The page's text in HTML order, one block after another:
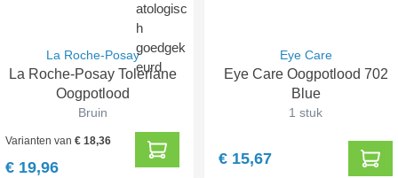
La Roche-Posay
La Roche-Posay Toleriane
Oogpotlood
Bruin
Varianten van€ 18,36
€ 19,96
Eye Care
Eye Care Oogpotlood 702
Blue
1 stuk
€ 15,67